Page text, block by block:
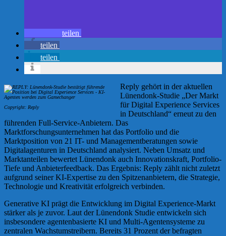
teilen
teilen
teilen
Copyright: Reply
Reply gehört in der aktuellen
Lünendonk-Studie „Der Markt
für Digital Experience Services
in Deutschland“ erneut zu den
führenden Full-Service-Anbietern. Das
Marktforschungsunternehmen hat das Portfolio und die
Marktposition von 21 IT- und Managementberatungen sowie
Digitalagenturen in Deutschland analysiert. Neben Umsatz und
Marktanteilen bewertet Lünendonk auch Innovationskraft, Portfolio-
Tiefe und Anbieterfeedback. Das Ergebnis: Reply zählt nicht zuletzt
aufgrund seiner KI-Expertise zu den Spitzenanbietern, die Strategie,
Technologie und Kreativität erfolgreich verbinden.
Generative KI prägt die Entwicklung im Digital Experience-Markt
stärker als je zuvor. Laut der Lünendonk Studie entwickeln sich
insbesondere agentenbasierte KI und Multi-Agentensysteme zu
zentralen Wachstumstreibern. Bereits 31 Prozent der befragten